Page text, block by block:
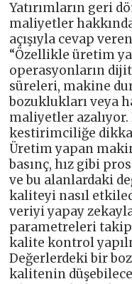
Yatırımların geri
maliyetler
açışıyla cevap
“Özellikle üretim
operasyonların
süreleri, makine
bozuklukları veya
maliyetler
kestirimciliğe
Üretim yapan
basınç, hız gibi
ve bu alanlardaki
kaliteyi nasıl
veriyi yapay
parametreleri
kalite kontrol
Değerlerdeki bir
kalitenin